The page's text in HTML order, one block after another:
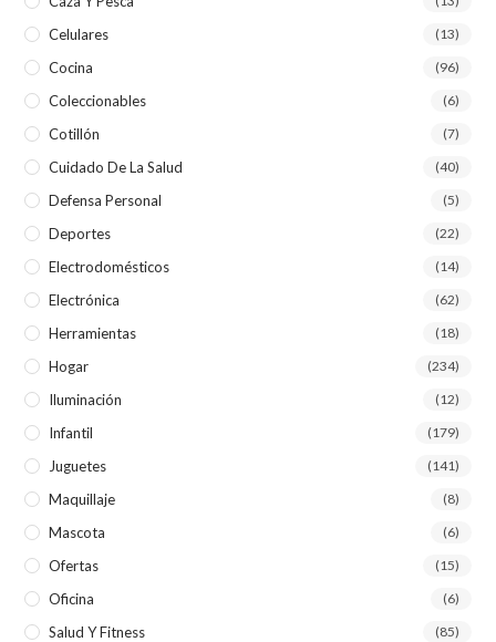
Celulares (13)
Cocina (96)
Coleccionables (6)
Cotillón (7)
Cuidado De La Salud (40)
Defensa Personal (5)
Deportes (22)
Electrodomésticos (14)
Electrónica (62)
Herramientas (18)
Hogar (234)
Iluminación (12)
Infantil (179)
Juguetes (141)
Maquillaje (8)
Mascota (6)
Ofertas (15)
Oficina (6)
Salud Y Fitness (85)